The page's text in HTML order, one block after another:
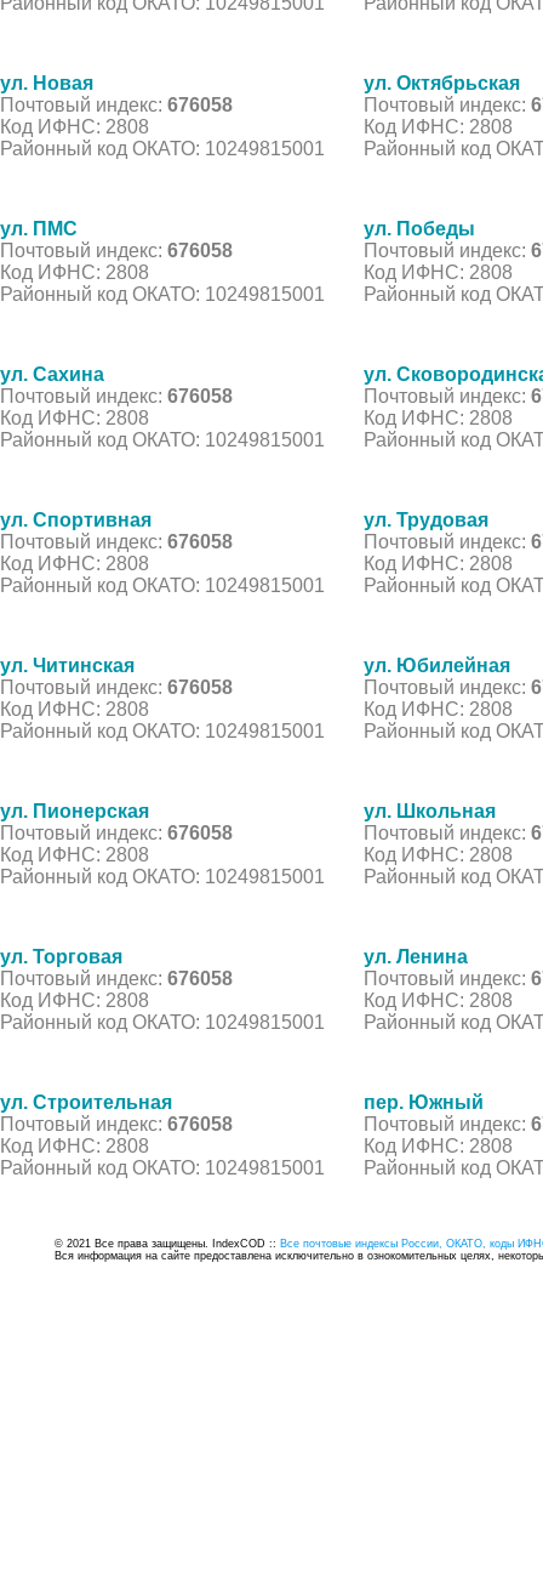
ул. Новая
Почтовый индекс: 676058
Код ИФНС: 2808
Районный код ОКАТО: 10249815001
ул. Октябрьская
Почтовый индекс:
Код ИФНС: 2808
Районный код
ул. ПМС
Почтовый индекс: 676058
Код ИФНС: 2808
Районный код ОКАТО: 10249815001
ул. Победы
Почтовый индекс:
Код ИФНС: 2808
Районный код
ул. Сахина
Почтовый индекс: 676058
Код ИФНС: 2808
Районный код ОКАТО: 10249815001
ул.
Почтовый индекс:
Код ИФНС: 2808
Районный код
ул. Спортивная
Почтовый индекс: 676058
Код ИФНС: 2808
Районный код ОКАТО: 10249815001
ул. Трудовая
Почтовый индекс:
Код ИФНС: 2808
Районный код
ул. Читинская
Почтовый индекс: 676058
Код ИФНС: 2808
Районный код ОКАТО: 10249815001
ул. Юбилейная
Почтовый индекс:
Код ИФНС: 2808
Районный код
ул. Пионерская
Почтовый индекс: 676058
Код ИФНС: 2808
Районный код ОКАТО: 10249815001
ул. Школьная
Почтовый индекс:
Код ИФНС: 2808
Районный код
ул. Торговая
Почтовый индекс: 676058
Код ИФНС: 2808
Районный код ОКАТО: 10249815001
ул. Ленина
Почтовый индекс:
Код ИФНС: 2808
Районный код
ул. Строительная
Почтовый индекс: 676058
Код ИФНС: 2808
Районный код ОКАТО: 10249815001
пер. Южный
Почтовый индекс:
Код ИФНС: 2808
Районный код
© 2021 Все права защищены. IndexCOD :: Все почтовые индексы России, ОКАТО, коды
Вся информация на сайте предоставлена исключительно в ознокомительных целях,